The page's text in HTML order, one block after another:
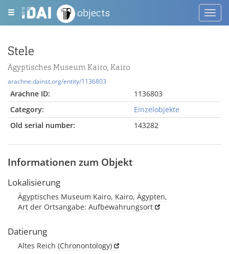
objects
Stele
Ägyptisches Museum Kairo, Kairo
arachne.dainst.org/entity/1136803
Arachne ID:
1136803
Category:
Einzelobjekte
Old serial number:
143282
Informationen zum Objekt
Lokalisierung
Ägyptisches Museum Kairo, Kairo, Ägypten,
Art der Ortsangabe: Aufbewahrungsort
Datierung
Altes Reich (Chronontology)